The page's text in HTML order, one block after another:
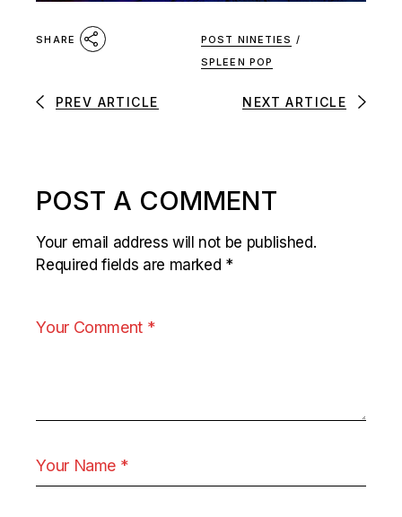
SHARE POST NINETIES /
SPLEEN POP
PREV ARTICLE NEXT ARTICLE
POST A COMMENT
Your email address will not be published.
Required fields are marked *